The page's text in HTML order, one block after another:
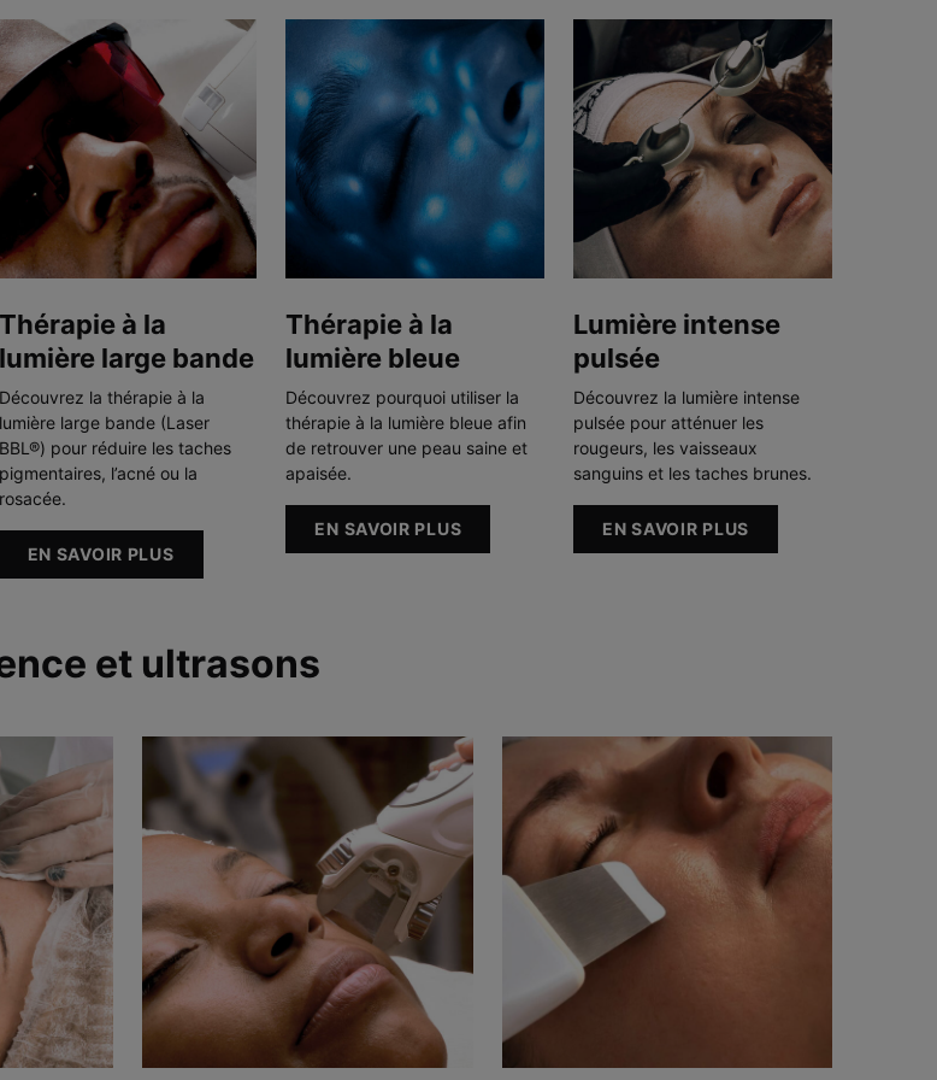
Thérapie à la
lumière large bande
Découvrez la thérapie à la
lumière large bande (Laser
BBL®) pour réduire les taches
pigmentaires, l’acné ou la
rosacée.
EN SAVOIR PLUS
Thérapie à la
lumière bleue
Découvrez pourquoi utiliser la
thérapie à la lumière bleue afin
de retrouver une peau saine et
apaisée.
EN SAVOIR PLUS
Lumière intense
pulsée
Découvrez la lumière intense
pulsée pour atténuer les
rougeurs, les vaisseaux
sanguins et les taches brunes.
EN SAVOIR PLUS
et ultrasons